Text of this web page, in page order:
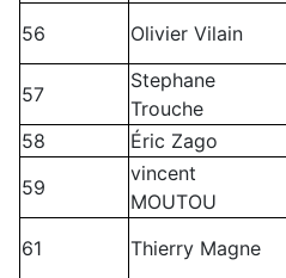
56 Olivier Vilain
57
Stephane
Trouche
58
Éric Zago
59
vincent
MOUTOU
61 Thierry Magne